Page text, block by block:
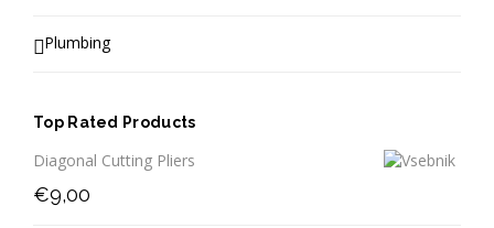
Plumbing
Top Rated Products
Diagonal Cutting Pliers
€9,00